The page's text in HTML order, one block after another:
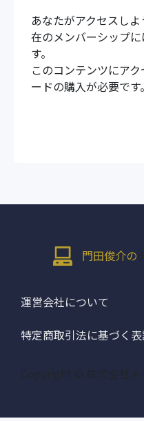
あなたがアクセスし
在のメンバーシップ
す。
このコンテンツにア
ードの購入が必要です。
門田俊介の
運営会社について
特定商取引法に基づく
Copyright © 株式会社